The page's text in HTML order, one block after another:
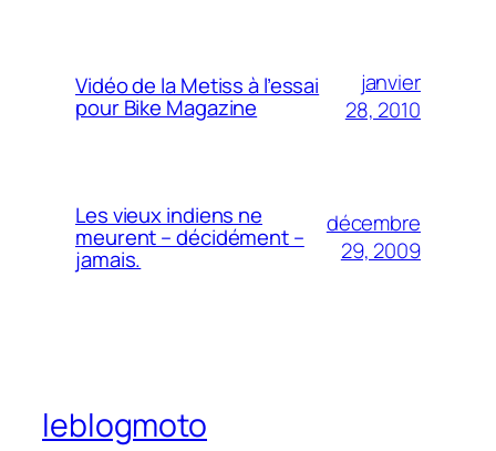
Vidéo de la Metiss à l’essai
pour Bike Magazine
janvier
28, 2010
Les vieux indiens ne
meurent – décidément –
jamais.
décembre
29, 2009
leblogmoto